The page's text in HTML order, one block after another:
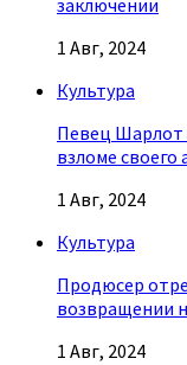
заключении
1 Авг, 2024
Культура
Певец Шарлот
взломе своего
1 Авг, 2024
Культура
Продюсер
возвращении
1 Авг, 2024